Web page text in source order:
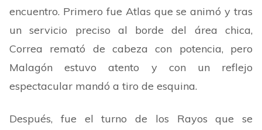
encuentro. Primero fue Atlas que se animó y tras
un servicio preciso al borde del área chica,
Correa remató de cabeza con potencia, pero
Malagón estuvo atento y con un reflejo
espectacular mandó a tiro de esquina.
Después, fue el turno de los Rayos que se